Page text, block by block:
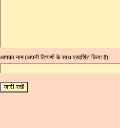
आपका नाम (अपनी टिप्पणी के साथ प्रदर्शित किया है):